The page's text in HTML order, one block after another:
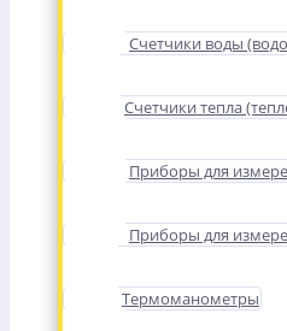
Счетчики воды
Счетчики тепла
Приборы для
Приборы для
Термоманометры